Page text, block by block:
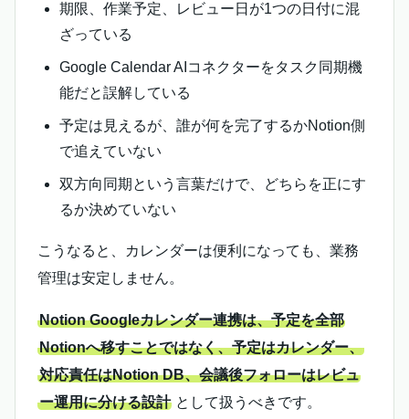
期限、作業予定、レビュー日が1つの日付に混
ざっている
Google Calendar AIコネクターをタスク同期機
能だと誤解している
予定は見えるが、誰が何を完了するかNotion側
で追えていない
双方向同期という言葉だけで、どちらを正にす
るか決めていない
こうなると、カレンダーは便利になっても、業務
管理は安定しません。
Notion Googleカレンダー連携は、予定を全部
Notionへ移すことではなく、予定はカレンダー、
対応責任はNotion DB、会議後フォローはレビュ
ー運用に分ける設計 として扱うべきです。